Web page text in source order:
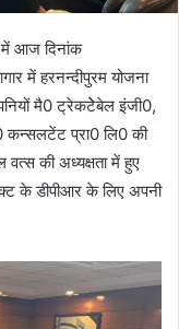
में आज दिनांक
में हरनन्दीपुरम योजना
मै0 ट्रेकटेेबेल इंजी0,
कन्सलटेंट प्रा0 लि0 की
की अध्यक्षता में हुए
के डीपीआर के लिए अपनी